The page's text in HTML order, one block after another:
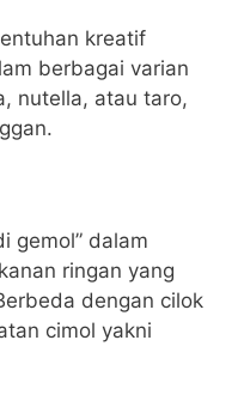
kreatif
berbagai varian
nutella, atau taro,
gemol” dalam
ringan yang
dengan cilok
cimol yakni